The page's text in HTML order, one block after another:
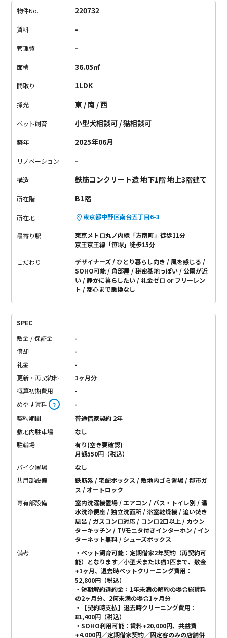
リードフックと足洗用のシンクが備わっています。
を採用。
ペットも人間も快適に過ごせる設備が整っているので
す。お部屋は、全室角部屋の1LDKタイプ。
という嬉しいポイントも。ペットとくつろぎながら、大画面で
映画やドラマを楽しめちゃう。
物件No. 220732
賃料 -
管理費 -
面積 36.05㎡
間取り 1LDK
採光 東 / 南 / 西
ペット飼育 小型犬相談可 / 猫相談可
築年 2025年06月
リノベーション -
構造 鉄筋コンクリート造 地下1階 地上3階建て
所在階 B1階
所在地 東京都中野区南台五丁目6-3
最寄り駅
東京メトロ丸ノ内線「方南町」徒歩11分
京王京王線「笹塚」徒歩15分
こだわり デザイナーズ ひとり暮らし向き
風を感じる
SOHO可能
角部屋 秘密基地っぽい
公園が近
い
静かに暮らしたい
礼金ゼロ or フリーレン
ト
都心まで乗換なし
SPEC
敷金 / 保証金
-
償却
-
礼金
-
更新・再契約料
1ヶ月分
概算初期費用
-
めやす賃料 ？
-
契約期間
普通借家契約 2年
敷地内駐車場
なし
駐輪場
有り(空き要確認)
月額550円（税込）
バイク置場
なし
共用部設備
鉄筋系 / 宅配ボックス / 敷地内ゴミ置場 / 都市ガ
ス / オートロック
専有部設備
室内洗濯機置場 / エアコン / バス・トイレ別 / 温
水洗浄便座 / 独立洗面所 / 浴室乾燥機 / 追い焚き
風呂 / ガスコンロ対応 / コンロ2口以上 / カウン
ターキッチン / TVモニタ付きインターホン / イン
ターネット無料 / シューズボックス
備考
・ペット飼育可能：定期借家2年契約（再契約可
能）となります／小型犬または猫1匹まで、敷金
+1ヶ月、退去時ペットクリーニング費用：
52,800円（税込）
・短期解約違約金：1年未満の解約の場合総賃料
の2ヶ月分、2何未満の場合1ヶ月分
・【契約時支払】退去時クリーニング費用：
81,400円（税込）
・SOHO利用可能：賃料+20,000円、共益費
+4,000円／定期借家契約／固定客のみの店舗併